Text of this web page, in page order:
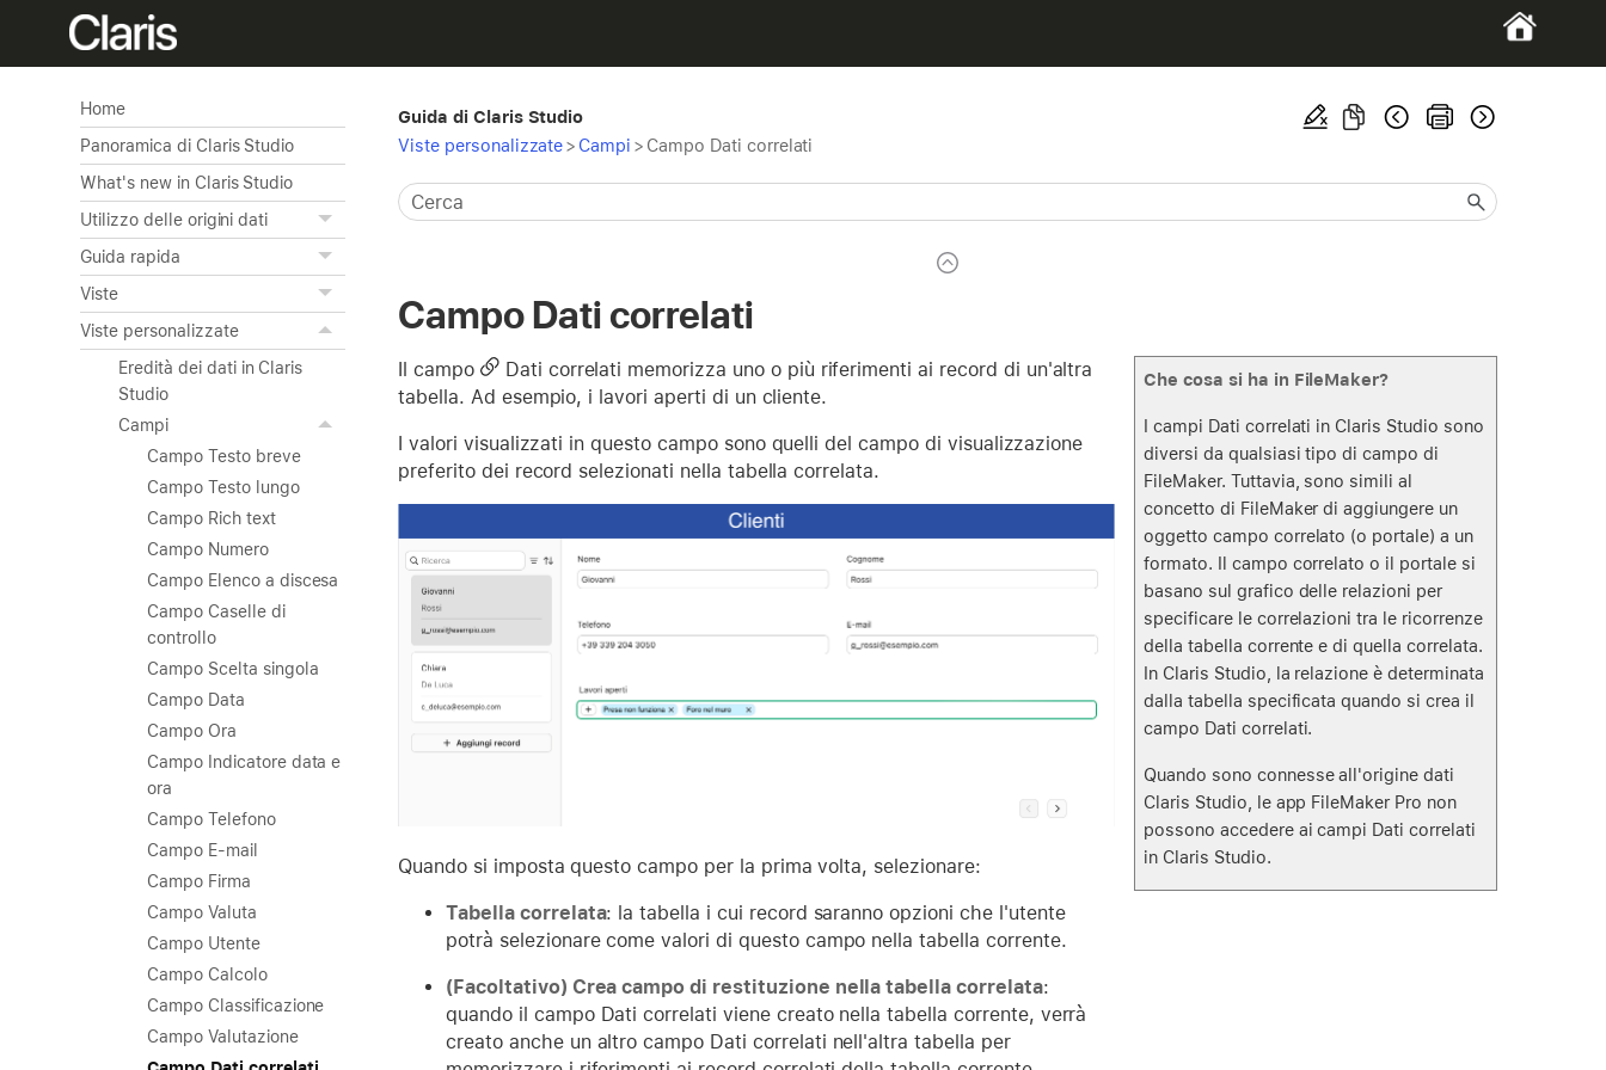
Home
Panoramica di Claris Studio
What's new in Claris Studio
Utilizzo delle origini dati
Guida rapida
Viste
Viste personalizzate
Eredità dei dati in Claris
Studio
Campi
Campo Testo breve
Campo Testo lungo
Campo Rich text
Campo Numero
Campo Elenco a discesa
Campo Caselle di
controllo
Campo Scelta singola
Campo Data
Campo Ora
Campo Indicatore data e
ora
Campo Telefono
Campo E-mail
Campo Firma
Campo Valuta
Campo Utente
Campo Calcolo
Campo Classificazione
Campo Valutazione
Guida di Claris Studio
Viste personalizzate> Campi > Campo Dati correlati
Campo Dati correlati
Il campo Dati correlati memorizza uno o più riferimenti ai record di un'altra
tabella. Ad esempio, i lavori aperti di un cliente.
I valori visualizzati in questo campo sono quelli del campo di visualizzazione
preferito dei record selezionati nella tabella correlata.
Quando si imposta questo campo per la prima volta, selezionare:
Tabella correlata: la tabella i cui record saranno opzioni che l'utente
potrà selezionare come valori di questo campo nella tabella corrente.
(Facoltativo) Crea campo di restituzione nella tabella correlata:
quando il campo Dati correlati viene creato nella tabella corrente, verrà
creato anche un altro campo Dati correlati nell'altra tabella per
Che cosa si ha in FileMaker?
I campi Dati correlati in Claris Studio sono
diversi da qualsiasi tipo di campo di
FileMaker. Tuttavia, sono simili al
concetto di FileMaker di aggiungere un
oggetto campo correlato (o portale) a un
formato. Il campo correlato o il portale si
basano sul grafico delle relazioni per
specificare le correlazioni tra le ricorrenze
della tabella corrente e di quella correlata.
In Claris Studio, la relazione è determinata
dalla tabella specificata quando si crea il
campo Dati correlati.
Quando sono connesse all'origine dati
Claris Studio, le app FileMaker Pro non
possono accedere ai campi Dati correlati
in Claris Studio.